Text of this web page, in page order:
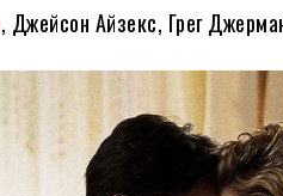
, Джейсон Айзекс, Грег